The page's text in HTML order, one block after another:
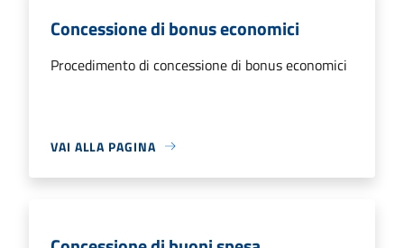
Concessione di bonus economici
Procedimento di concessione di bonus economici
VAI ALLA PAGINA